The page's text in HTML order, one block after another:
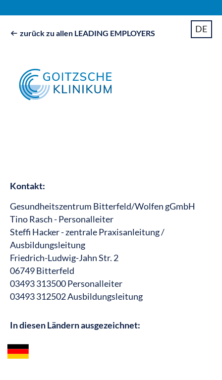
 zurück zu allen LEADING EMPLOYERS DE
Kontakt:
Gesundheitszentrum Bitterfeld/Wolfen gGmbH
Tino Rasch - Personalleiter
Steffi Hacker - zentrale Praxisanleitung /
Ausbildungsleitung
Friedrich-Ludwig-Jahn Str. 2
06749 Bitterfeld
03493 313500 Personalleiter
03493 312502 Ausbildungsleitung
In diesen Ländern ausgezeichnet: